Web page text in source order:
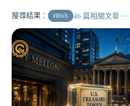
搜尋結果： #RWA 46 篇相關文章